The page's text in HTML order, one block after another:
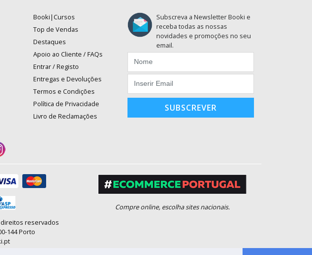
Booki|Cursos
Top de Vendas
Destaques
Apoio ao Cliente / FAQs
Entrar / Registo
Entregas e Devoluções
Termos e Condições
Política de Privacidade
Livro de Reclamações
Subscreva a Newsletter Booki e
receba todas as nossas
novidades e promoções no seu
email.
SUBSCREVER
reservados
144 Porto
Compre online, escolha sites nacionais.